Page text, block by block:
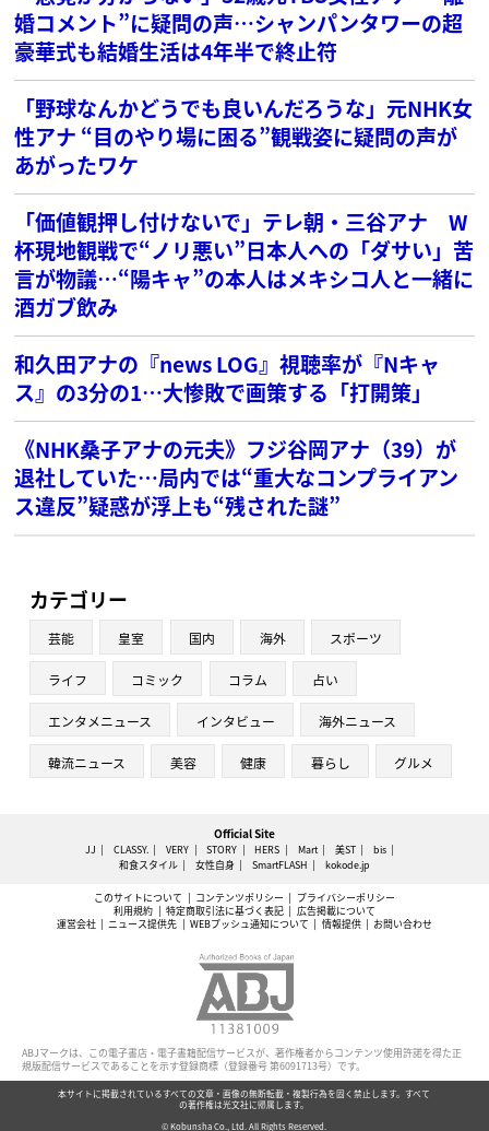
婚コメント”に疑問の声…シャンパンタワーの超
豪華式も結婚生活は4年半で終止符
「野球なんかどうでも良いんだろうな」元NHK女
性アナ “目のやり場に困る”観戦姿に疑問の声が
あがったワケ
「価値観押し付けないで」テレ朝・三谷アナ W
杯現地観戦で“ノリ悪い”日本人への「ダサい」苦
言が物議…“陽キャ”の本人はメキシコ人と一緒に
酒ガブ飲み
和久田アナの『news LOG』視聴率が『Nキャ
ス』の3分の1…大惨敗で画策する「打開策」
《NHK桑子アナの元夫》フジ谷岡アナ（39）が
退社していた…局内では“重大なコンプライアン
ス違反”疑惑が浮上も“残された謎”
カテゴリー
芸能 皇室 国内 海外 スポーツ
ライフ コミック コラム 占い
エンタメニュース インタビュー 海外ニュース
韓流ニュース 美容 健康 暮らし グルメ
Official Site
JJ CLASSY. VERY STORY HERS Mart 美ST
bis
和食スタイル
女性自身 SmartFLASH kokode.jp
このサイトについて コンテンツポリシー
プライバシーポリシー
利用規約
特定商取引法に基づく表記
広告掲載について
運営会社
ニュース提供先 WEBプッシュ通知について 情報提供 お問い合わせ
ABJマークは、この電子書店・電子書籍配信サービスが、著作権者からコンテンツ使用許諾を得た正
規版配信サービスであることを示す登録商標（登録番号 第6091713号）です。
本サイトに掲載されているすべての文章・画像の無断転載・複製行為を固く禁止します。すべて
の著作権は光文社に帰属します。
© Kobunsha Co., Ltd. All Rights Reserved.